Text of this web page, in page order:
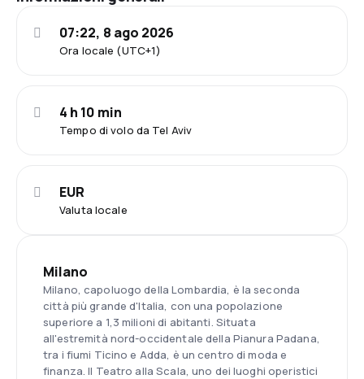
Ora locale (UTC+1)
07:22, 8 ago 2026
Tempo di volo da Tel Aviv
4 h 10 min
Valuta locale
EUR
Milano
Milano, capoluogo della Lombardia, è la seconda
città più grande d'Italia, con una popolazione
superiore a 1,3 milioni di abitanti. Situata
all'estremità nord-occidentale della Pianura Padana,
tra i fiumi Ticino e Adda, è un centro di moda e
finanza. Il Teatro alla Scala, uno dei luoghi operistici